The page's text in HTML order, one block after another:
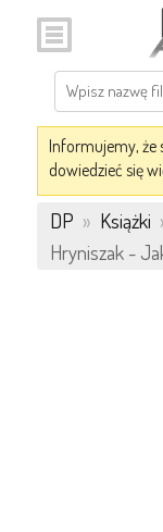
Informujemy, że
dowiedzieć się
DP » Książki
Hryniszak -